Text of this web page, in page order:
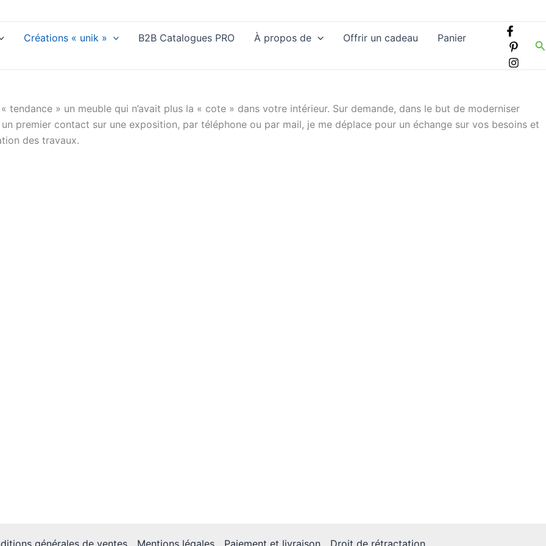
Créations « unik » B2B Catalogues PRO À propos de Offrir un cadeau
Panier
» un meuble qui n’avait plus la « cote » dans votre intérieur. Sur demande, dans le but de moderniser
premier contact sur une exposition, par téléphone ou par mail, je me déplace pour un échange sur vos besoins et
des travaux.
générales de ventes Mentions légales Paiement et livraison Droit de rétractation